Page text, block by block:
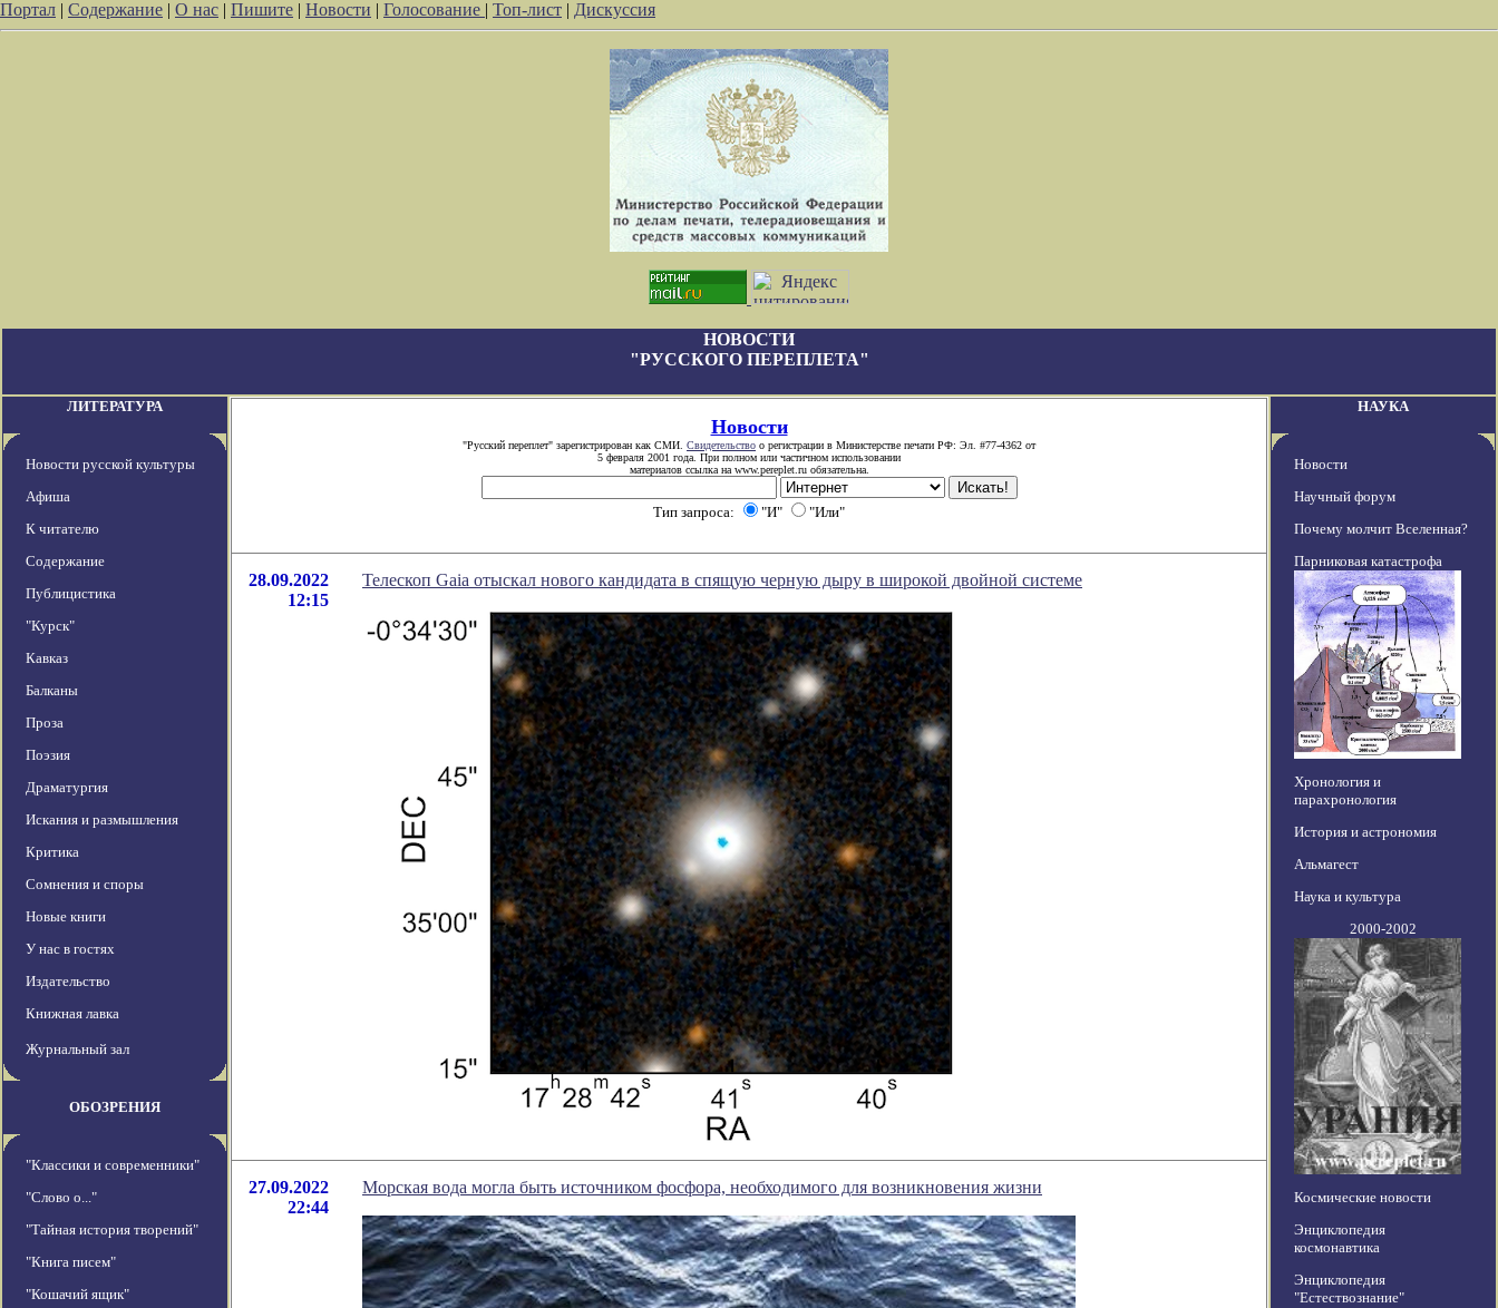
Портал | Содержание | О нас | Пишите | Новости | Голосование | Топ-лист | Дискуссия
НОВОСТИ
"РУССКОГО ПЕРЕПЛЕТА"
ЛИТЕРАТУРА
Новости русской культуры
Афиша
К читателю
Содержание
Публицистика
"Курск"
Кавказ
Балканы
Проза
Поэзия
Драматургия
Искания и размышления
Критика
Сомнения и споры
Новые книги
У нас в гостях
Издательство
Книжная лавка
Журнальный зал
ОБОЗРЕНИЯ
"Классики и современники"
"Слово о..."
"Тайная история творений"
"Книга писем"
"Кошачий ящик"
Новости
"Русский переплет" зарегистрирован как СМИ. Свидетельство о регистрации в Министерстве печати РФ: Эл. #77-4362 от
5 февраля 2001 года. При полном или частичном использовании
материалов ссылка на www.pereplet.ru обязательна.
Тип запроса: "И" "Или"
28.09.2022
12:15
Телескоп Gaia отыскал нового кандидата в спящую черную дыру в широкой двойной системе
27.09.2022
22:44
Морская вода могла быть источником фосфора, необходимого для возникновения жизни
НАУКА
Новости
Научный форум
Почему молчит Вселенная?
Парниковая катастрофа
Хронология и
парахронология
История и астрономия
Альмагест
Наука и культура
2000-2002
Космические новости
Энциклопедия
космонавтика
Энциклопедия
"Естествознание"